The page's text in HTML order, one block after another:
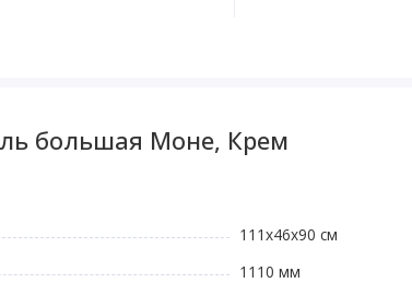
большая Моне, Крем
111x46x90 см
1110 мм